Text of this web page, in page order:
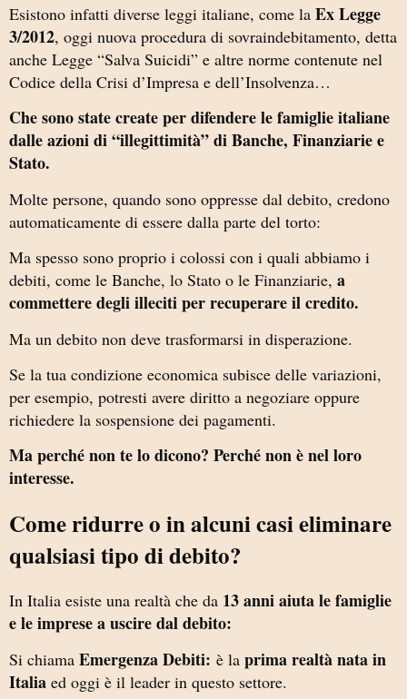
Esistono infatti diverse leggi italiane, come la Ex Legge
3/2012, oggi nuova procedura di sovraindebitamento, detta
anche Legge “Salva Suicidi” e altre norme contenute nel
Codice della Crisi d’Impresa e dell’Insolvenza…
Che sono state create per difendere le famiglie italiane
dalle azioni di “illegittimità” di Banche, Finanziarie e
Stato.
Molte persone, quando sono oppresse dal debito, credono
automaticamente di essere dalla parte del torto:
Ma spesso sono proprio i colossi con i quali abbiamo i
debiti, come le Banche, lo Stato o le Finanziarie, a
commettere degli illeciti per recuperare il credito.
Ma un debito non deve trasformarsi in disperazione.
Se la tua condizione economica subisce delle variazioni,
per esempio, potresti avere diritto a negoziare oppure
richiedere la sospensione dei pagamenti.
Ma perché non te lo dicono? Perché non è nel loro
interesse.
Come ridurre o in alcuni casi eliminare
qualsiasi tipo di debito?
In Italia esiste una realtà che da 13 anni aiuta le famiglie
e le imprese a uscire dal debito:
Si chiama Emergenza Debiti: è la prima realtà nata in
Italia ed oggi è il leader in questo settore.